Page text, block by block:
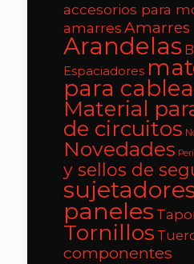
accesorios para
amarresAmarres
Arandelas
Espaciadores
para
Material
de circuitos
Novedades
y sellos de
paneles
Tornillos
componentes